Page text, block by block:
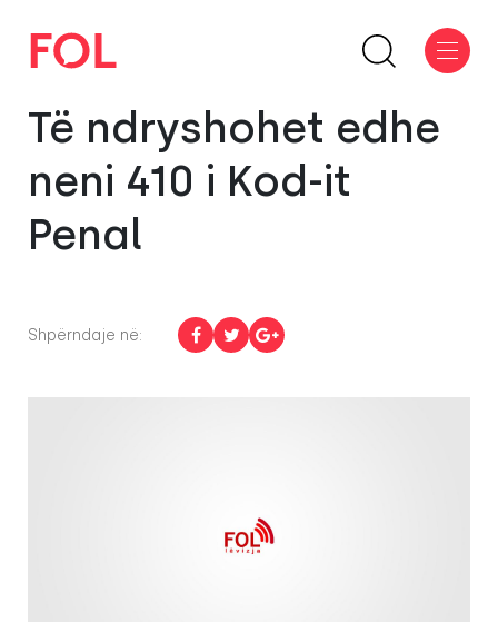
Të ndryshohet edhe
neni 410 i Kod-it
Penal
Shpërndaje në: